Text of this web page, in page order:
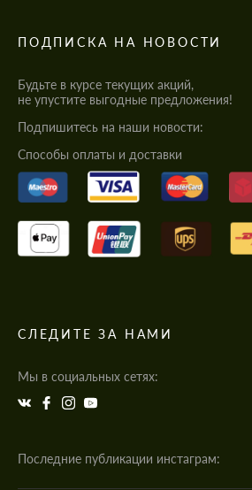
ПОДПИСКА НА НОВОСТИ
Будьте в курсе текущих акций,
не упустите выгодные предложения!
Подпишитесь на наши новости:
Cпособы оплаты и доставки
СЛЕДИТЕ ЗА НАМИ
Мы в социальных сетях:
Последние публикации инстаграм: